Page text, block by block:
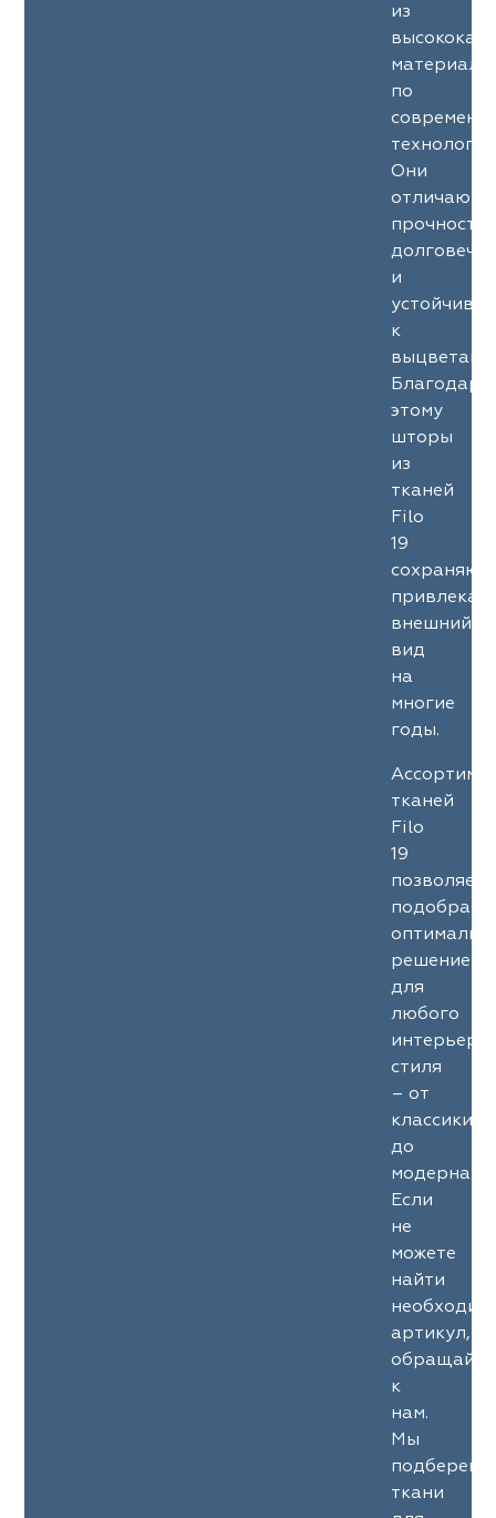
из
по
Они
и
к
Благодаря
этому
шторы
из
тканей
Filo
19
сохраняют
внешний
вид
на
многие
годы.
тканей
Filo
19
позволяет
подобрать
решение
для
любого
стиля
– от
классики
до
модерна.
Если
не
можете
найти
артикул,
к
нам.
Мы
подберем
ткани